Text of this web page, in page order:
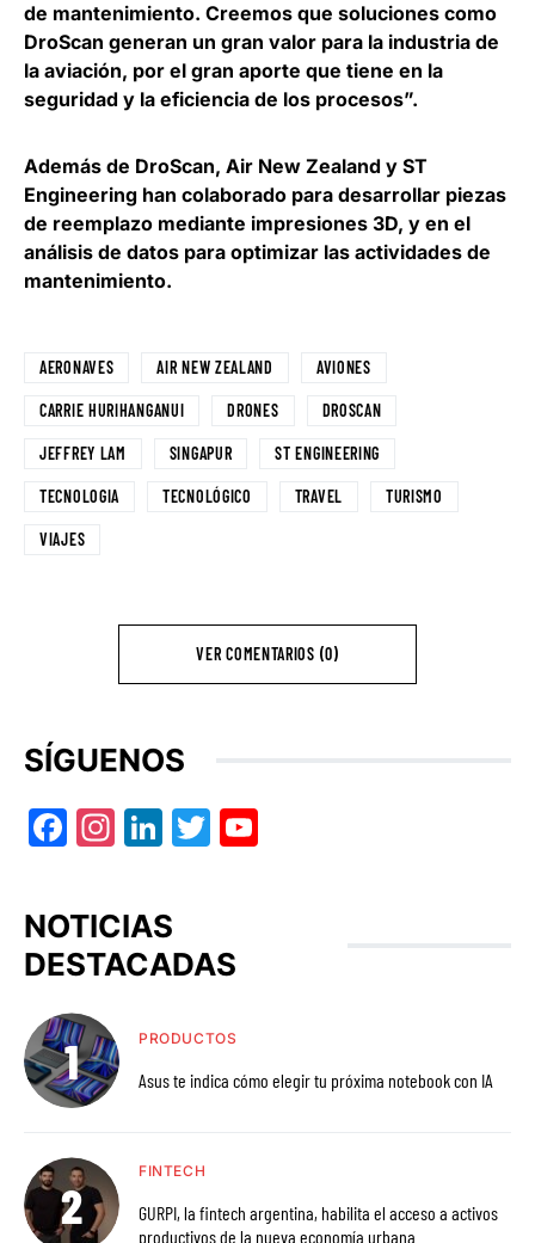
de mantenimiento. Creemos que soluciones como
DroScan generan un gran valor para la industria de
la aviación, por el gran aporte que tiene en la
seguridad y la eficiencia de los procesos”.
Además de DroScan, Air New Zealand y ST
Engineering han colaborado para desarrollar piezas
de reemplazo mediante impresiones 3D, y en el
análisis de datos para optimizar las actividades de
mantenimiento.
AERONAVES AIR NEW ZEALAND AVIONES
CARRIE HURIHANGANUI DRONES DROSCAN
JEFFREY LAM SINGAPUR ST ENGINEERING
TECNOLOGIA TECNOLÓGICO TRAVEL TURISMO
VIAJES
VER COMENTARIOS (0)
SÍGUENOS
Facebook
Instagram
LinkedIn
Twitter
NOTICIAS
DESTACADAS
PRODUCTOS
Asus te indica cómo elegir tu próxima notebook con IA
FINTECH
GURPI, la fintech argentina, habilita el acceso a activos
productivos de la nueva economía urbana